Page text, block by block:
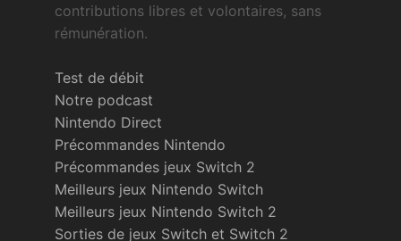
contributions libres et volontaires, sans
rémunération.
Test de débit
Notre podcast
Nintendo Direct
Précommandes Nintendo
Précommandes jeux Switch 2
Meilleurs jeux Nintendo Switch
Meilleurs jeux Nintendo Switch 2
Sorties de jeux Switch et Switch 2